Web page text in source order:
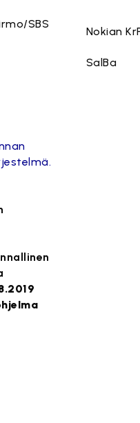
SBS
Nokian
SalBa